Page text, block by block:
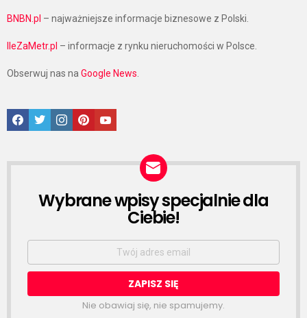
BNBN.pl – najważniejsze informacje biznesowe z Polski.
IleZaMetr.pl – informacje z rynku nieruchomości w Polsce.
Obserwuj nas naGoogle News.
Facebook
TwitterInstagramPinterestGoogle News
NEWSLETTER
Wybrane wpisy specjalnie dla
Ciebie!
Email
Nie obawiaj się, nie spamujemy.